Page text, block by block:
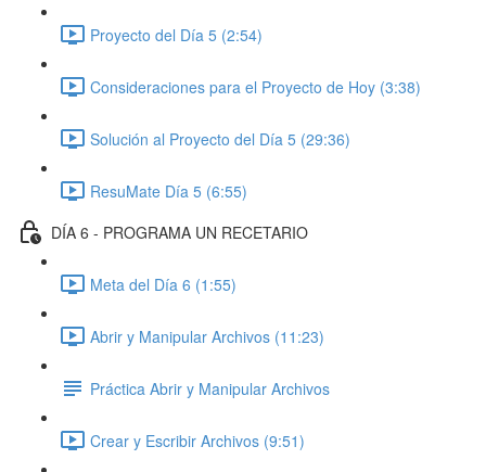
Proyecto del Día 5 (2:54)
Consideraciones para el Proyecto de Hoy (3:38)
Solución al Proyecto del Día 5 (29:36)
ResuMate Día 5 (6:55)
DÍA 6 - PROGRAMA UN RECETARIO
Meta del Día 6 (1:55)
Abrir y Manipular Archivos (11:23)
Práctica Abrir y Manipular Archivos
Crear y Escribir Archivos (9:51)